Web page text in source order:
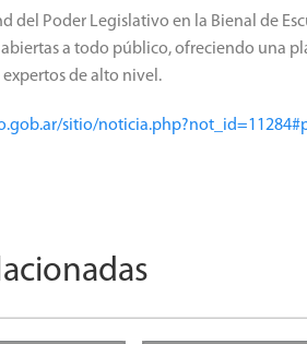
del Poder Legislativo en la Bienal de
a todo público, ofreciendo una
de alto nivel.
sitio/